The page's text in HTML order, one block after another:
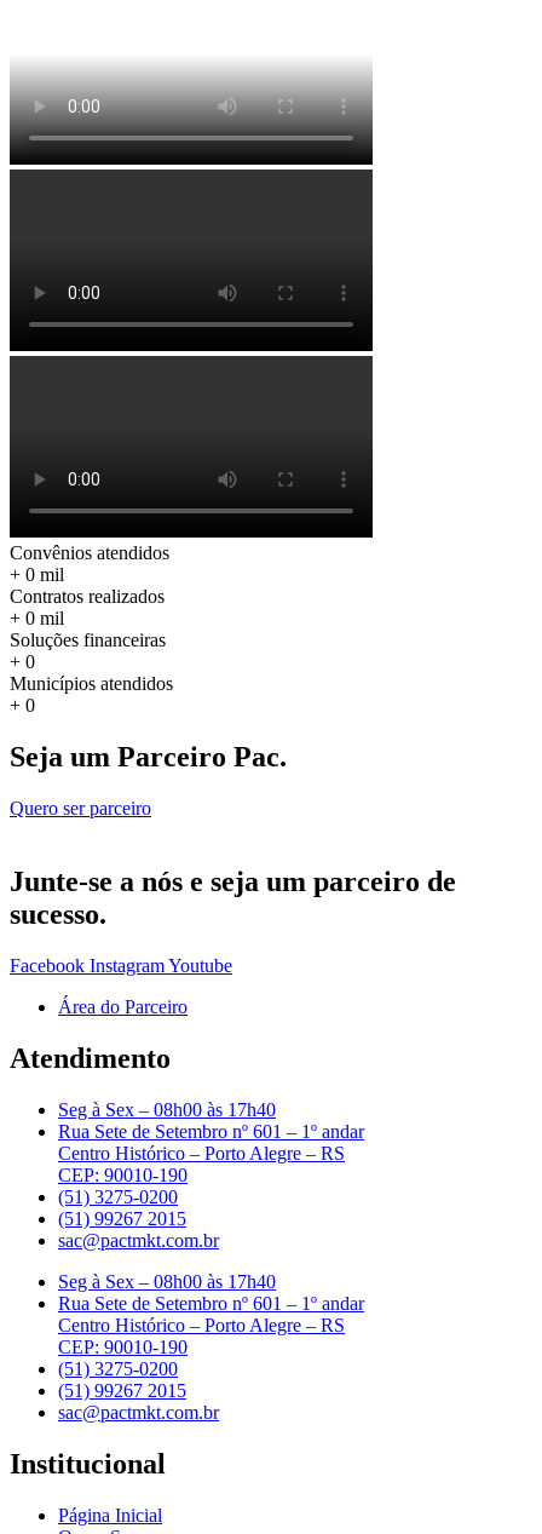
Convênios atendidos
+ 0 mil
Contratos realizados
+ 0 mil
Soluções financeiras
+ 0
Municípios atendidos
+ 0
Seja um Parceiro Pac.
Quero ser parceiro
Junte-se a nós e seja um parceiro de
sucesso.
Facebook InstagramYoutube
Área do Parceiro
Atendimento
Seg à Sex – 08h00 às 17h40
Rua Sete de Setembro nº 601 – 1º andar
Centro Histórico – Porto Alegre – RS
CEP: 90010-190
(51) 3275-0200
(51) 99267 2015
sac@pactmkt.com.br
Seg à Sex – 08h00 às 17h40
Rua Sete de Setembro nº 601 – 1º andar
Centro Histórico – Porto Alegre – RS
CEP: 90010-190
(51) 3275-0200
(51) 99267 2015
sac@pactmkt.com.br
Institucional
Página Inicial